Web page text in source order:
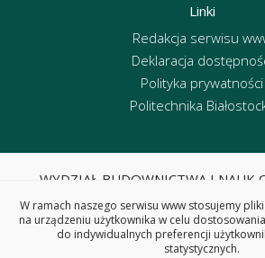
Linki
Redakcja serwisu
Deklaracja
Polityka prywatności
Politechnika
WYDZIAŁ BUDOWNICTWA I NAUK
ul. Wiejska 45E, 15-351
tel. centrala 85 746 95 60, fax
W ramach naszego serwisu www stosujemy
na urządzeniu użytkownika w celu
do indywidualnych preferencji
statystycznych.